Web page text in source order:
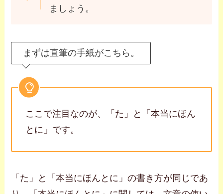
ましょう。
まずは直筆の手紙がこちら。
ここで注目なのが、「た」と「本当にほん
とに」です。
「た」と「本当にほんとに」の書き方が同じであ